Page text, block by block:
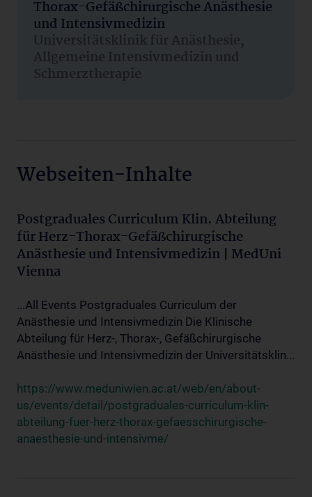
Thorax-Gefäßchirurgische Anästhesie
und Intensivmedizin
Universitätsklinik für Anästhesie,
Allgemeine Intensivmedizin und
Schmerztherapie
Webseiten-Inhalte
Postgraduales Curriculum Klin. Abteilung
für Herz-Thorax-Gefäßchirurgische
Anästhesie und Intensivmedizin | MedUni
Vienna
...All Events Postgraduales Curriculum der
Anästhesie und Intensivmedizin Die Klinische
Abteilung für Herz-, Thorax-, Gefäßchirurgische
Anästhesie und Intensivmedizin der Universitätsklin...
https://www.meduniwien.ac.at/web/en/about-
us/events/detail/postgraduales-curriculum-klin-
abteilung-fuer-herz-thorax-gefaesschirurgische-
anaesthesie-und-intensivme/